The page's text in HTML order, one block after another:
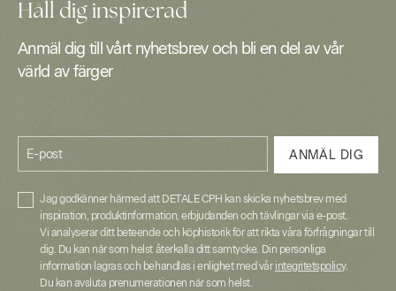
Håll dig inspirerad
Anmäl dig till vårt nyhetsbrev och bli en del av vår
värld av färger
E-post ANMÄL DIG
Jag godkänner härmed att DETALE CPH kan skicka nyhetsbrev med
inspiration, produktinformation, erbjudanden och tävlingar via e-post.
Vi analyserar ditt beteende och köphistorik för att rikta våra förfrågningar till
dig. Du kan när som helst återkalla ditt samtycke. Din personliga
information lagras och behandlas i enlighet med vår integritetspolicy.
Du kan avsluta prenumerationen när som helst.